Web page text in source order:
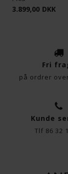
3.899,00 DKK
Fri
på ordrer
Kunde
Tlf 86 32